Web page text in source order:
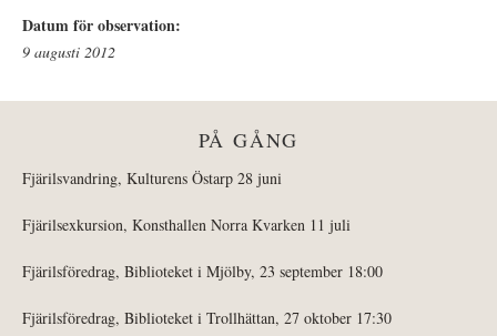
Datum för observation:
9 augusti 2012
PÅ GÅNG
Fjärilsvandring, Kulturens Östarp 28 juni
Fjärilsexkursion, Konsthallen Norra Kvarken 11 juli
Fjärilsföredrag, Biblioteket i Mjölby, 23 september 18:00
Fjärilsföredrag, Biblioteket i Trollhättan, 27 oktober 17:30